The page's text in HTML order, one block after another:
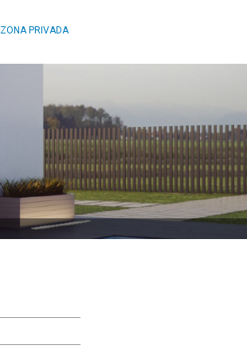
ZONA PRIVADA